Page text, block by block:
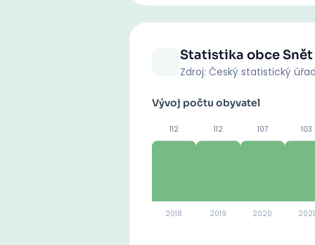
Statistika obceSnět
Zdroj: Český statistický
Vývoj počtu obyvatel
112
2018
112
2019
107
2020
103
2021